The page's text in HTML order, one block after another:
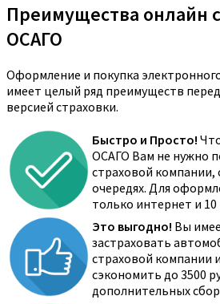
Преимущества онлайн
ОСАГО
Оформление и покупка
имеет целый ряд преимуществ
версией страховки.
Быстро и Просто!
ОСАГО Вам не нужно
страховой компании,
очередях. Для
только интернет и
Это выгодно! Вы
застраховать
страховой компании
сэкономить до 3500
дополнительных